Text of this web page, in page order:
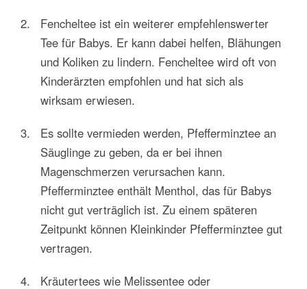
Fencheltee ist ein weiterer empfehlenswerter
Tee für Babys. Er kann dabei helfen, Blähungen
und Koliken zu lindern. Fencheltee wird oft von
Kinderärzten empfohlen und hat sich als
wirksam erwiesen.
Es sollte vermieden werden, Pfefferminztee an
Säuglinge zu geben, da er bei ihnen
Magenschmerzen verursachen kann.
Pfefferminztee enthält Menthol, das für Babys
nicht gut verträglich ist. Zu einem späteren
Zeitpunkt können Kleinkinder Pfefferminztee gut
vertragen.
Kräutertees wie Melissentee oder